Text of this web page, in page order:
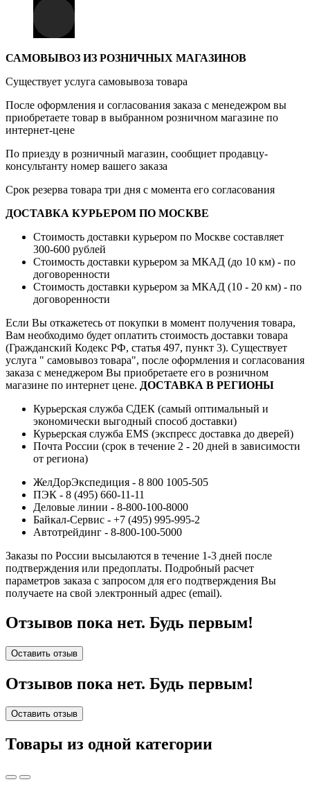
САМОВЫВОЗ ИЗ РОЗНИЧНЫХ МАГАЗИНОВ
Существует услуга самовывоза товара
После оформления и согласования заказа с менедежром вы
приобретаете товар в выбранном розничном магазине по
интернет-цене
По приезду в розничный магазин, сообщиет продавцу-
консультанту номер вашего заказа
Срок резерва товара три дня с момента его согласования
ДОСТАВКА КУРЬЕРОМ ПО МОСКВЕ
Стоимость доставки курьером по Москве составляет
300-600 рублей
Стоимость доставки курьером за МКАД (до 10 км) - по
договоренности
Стоимость доставки курьером за МКАД (10 - 20 км) - по
договоренности
Если Вы откажетесь от покупки в момент получения товара,
Вам необходимо будет оплатить стоимость доставки товара
(Гражданский Кодекс РФ, статья 497, пункт 3). Существует
услуга " самовывоз товара", после оформления и согласования
заказа с менеджером Вы приобретаете его в розничном
магазине по интернет цене. ДОСТАВКА В РЕГИОНЫ
Курьерская служба СДЕК (самый оптимальный и
экономически выгодный способ доставки)
Курьерская служба EMS (экспресс доставка до дверей)
Почта России (срок в течение 2 - 20 дней в зависимости
от региона)
ЖелДорЭкспедиция - 8 800 1005-505
ПЭК - 8 (495) 660-11-11
Деловые линии - 8-800-100-8000
Байкал-Сервис - +7 (495) 995-995-2
Автотрейдинг - 8-800-100-5000
Заказы по России высылаются в течение 1-3 дней после
подтверждения или предоплаты. Подробный расчет
параметров заказа с запросом для его подтверждения Вы
получаете на свой электронный адрес (email).
Отзывов пока нет. Будь первым!
Оставить отзыв
Отзывов пока нет. Будь первым!
Оставить отзыв
Товары из одной категории